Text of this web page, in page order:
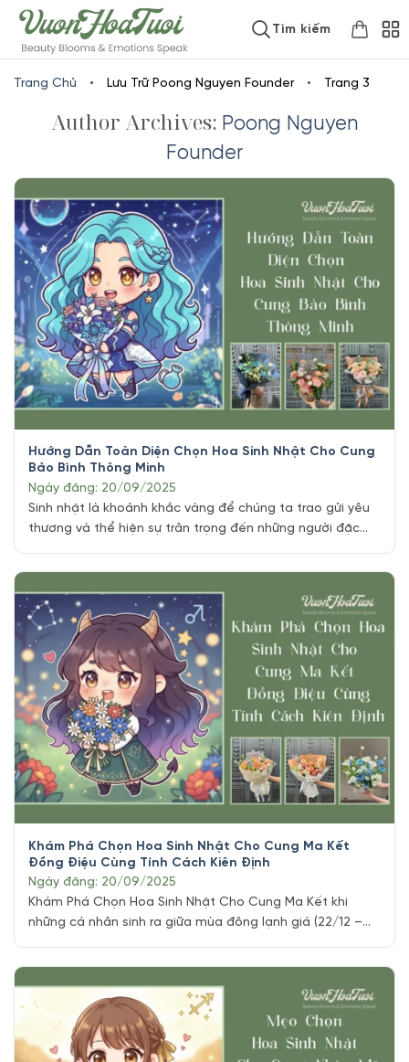
www.vuonhoatuoi.vnSkip
to
content
Tìm kiếm
Trang Chủ • Lưu Trữ Poong Nguyen Founder • Trang 3
Author Archives: Poong Nguyen
Founder
Hướng Dẫn Toàn Diện Chọn Hoa Sinh Nhật Cho Cung
Bảo Bình Thông Minh
Ngày đăng: 20/09/2025
Sinh nhật là khoảnh khắc vàng để chúng ta trao gửi yêu
thương và thể hiện sự trân trọng đến những người đặc
Nhật Cho Cung Bảo Bình. Đặc biệt với những người mang
tâm hồn tự do, đầy cá tính, luôn khao [...]
Khám Phá Chọn Hoa Sinh Nhật Cho Cung Ma Kết
Đồng Điệu Cùng Tính Cách Kiên Định
Ngày đăng: 20/09/2025
Khám Phá Chọn Hoa Sinh Nhật Cho Cung Ma Kết khi
những cá nhân sinh ra giữa mùa đông lạnh giá (22/12 –
đoán mà còn sở hữu một tâm hồn sâu sắc, trọng tình
cảm. Khi bạn muốn tìm một món quà sinh [...]